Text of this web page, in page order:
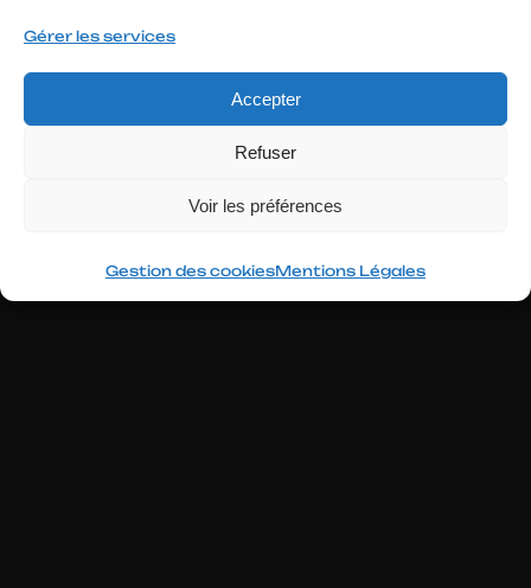
Gérer les services
Accepter
Refuser
Voir les préférences
Gestion des cookiesMentions Légales
Jacques Mougenot
2026